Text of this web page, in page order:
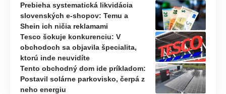
Prebieha systematická likvidácia
slovenských e-shopov: Temu a
Shein ich ničia reklamami
Tesco šokuje konkurenciu: V
obchodoch sa objavila špecialita,
ktorú inde neuvidíte
Tento obchodný dom ide príkladom:
Postavil solárne parkovisko, čerpá z
neho energiu